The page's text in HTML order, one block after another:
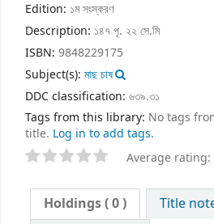
Edition: ১ম সংস্করণ
Description: ১৪৭ পৃ. ২২ সে.মি
ISBN: 9848229175
Subject(s): মাছ চাষ
DDC classification: ৬৩৯.৩১
Tags from this library: No tags
title. Log in to add tags.
Average rating:
Holdings( 0 )
Title